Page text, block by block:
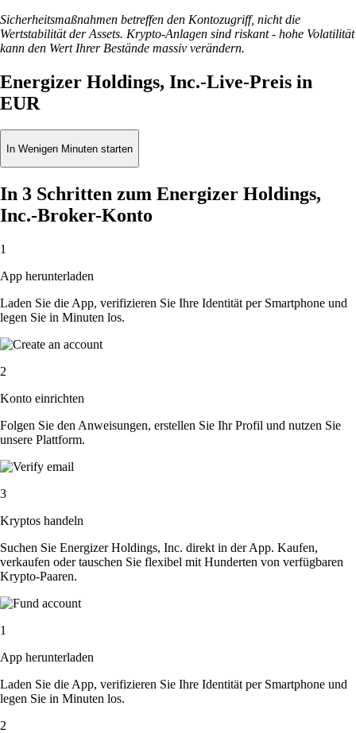
Sicherheitsmaßnahmen betreffen den Kontozugriff, nicht die
Wertstabilität der Assets. Krypto-Anlagen sind riskant - hohe Volatilität
kann den Wert Ihrer Bestände massiv verändern.
Energizer Holdings, Inc.-Live-Preis in
EUR
In Wenigen Minuten starten
In 3 Schritten zum Energizer Holdings,
Inc.-Broker-Konto
1
App herunterladen
Laden Sie die App, verifizieren Sie Ihre Identität per Smartphone und
legen Sie in Minuten los.
2
Konto einrichten
Folgen Sie den Anweisungen, erstellen Sie Ihr Profil und nutzen Sie
unsere Plattform.
3
Kryptos handeln
Suchen Sie Energizer Holdings, Inc. direkt in der App. Kaufen,
verkaufen oder tauschen Sie flexibel mit Hunderten von verfügbaren
Krypto-Paaren.
1
App herunterladen
Laden Sie die App, verifizieren Sie Ihre Identität per Smartphone und
legen Sie in Minuten los.
2